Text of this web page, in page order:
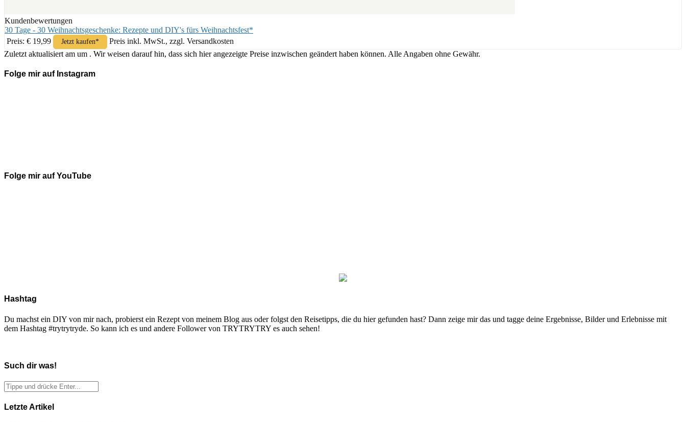
Kundenbewertungen
30 Tage - 30 Weihnachtsgeschenke: Rezepte und DIY's fürs Weihnachtsfest*
Preis: € 19,99
Jetzt kaufen*
Preis inkl. MwSt., zzgl. Versandkosten
Zuletzt aktualisiert am um . Wir weisen darauf hin, dass sich hier angezeigte Preise inzwischen geändert haben können. Alle Angaben ohne Gewähr.
Folge mir auf Instagram
Folge mir auf YouTube
Hashtag
Du machst ein DIY von mir nach, probierst ein Rezept von meinem Blog aus oder folgst den Reisetipps, die du hier gefunden hast? Dann zeige mir das und tagge deine Ergebnisse, Bilder und Erlebnisse mit
dem Hashtag #trytrytryde. So kann ich es und andere Follower von TRYTRYTRY es auch sehen!
Such dir was!
Letzte Artikel